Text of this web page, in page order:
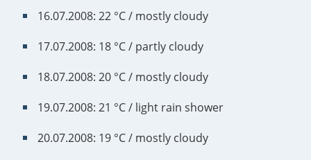
16.07.2008: 22 °C / mostly cloudy
17.07.2008: 18 °C / partly cloudy
18.07.2008: 20 °C / mostly cloudy
19.07.2008: 21 °C / light rain shower
20.07.2008: 19 °C / mostly cloudy